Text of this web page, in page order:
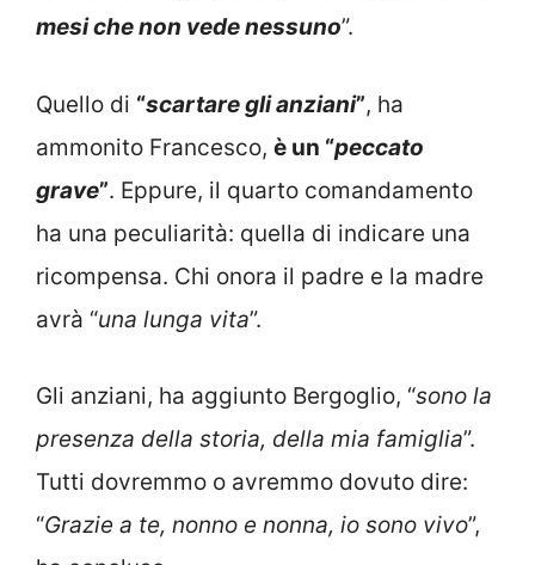
mesi che non vede nessuno”.
Quello di “scartare gli anziani”, ha
ammonito Francesco, è un “peccato
grave”. Eppure, il quarto comandamento
ha una peculiarità: quella di indicare una
ricompensa. Chi onora il padre e la madre
avrà “una lunga vita”.
Gli anziani, ha aggiunto Bergoglio, “sono la
presenza della storia, della mia famiglia”.
Tutti dovremmo o avremmo dovuto dire:
“Grazie a te, nonno e nonna, io sono vivo”,